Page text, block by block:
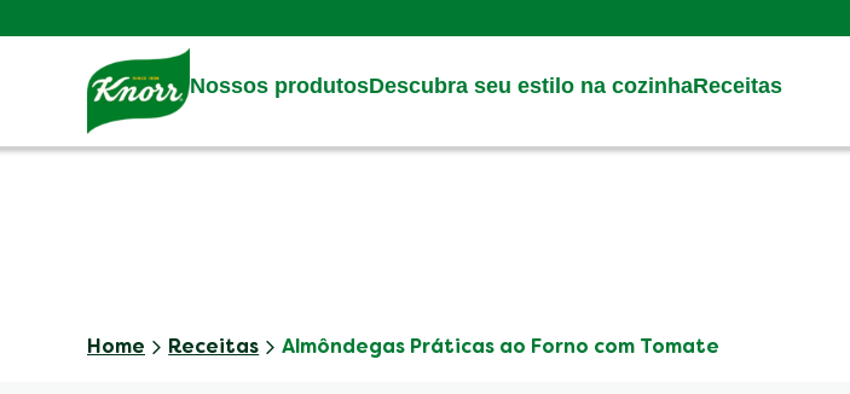
Main content
Nossos produtosDescubra seu estilo na cozinhaReceitas
Home Receitas Almôndegas Práticas ao Forno com Tomate